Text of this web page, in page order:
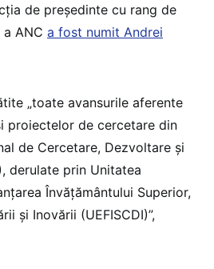
de președinte cu rang de
ANC a fost numit Andrei
„toate avansurile aferente
proiectelor de cercetare din
de Cercetare, Dezvoltare și
derulate prin Unitatea
Învățământului Superior,
și Inovării (UEFISCDI)”,